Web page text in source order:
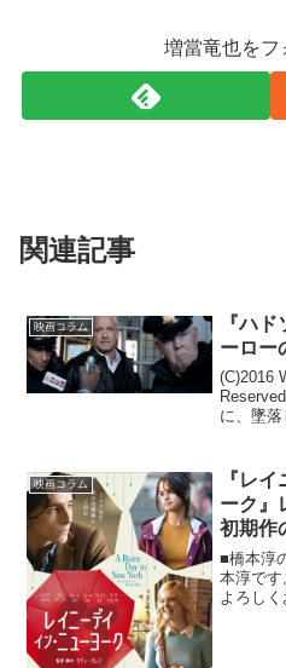
増當竜也をフ
関連記事
映画コラム
『ハ
ーロー
(C)2016
に、墜
年、現
映画コラム
『レ
ーク』
初期作
ィック
■橋本淳
本淳で
よろし